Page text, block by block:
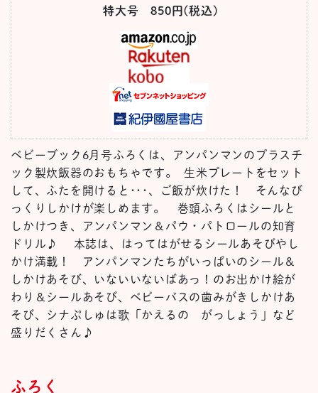
特大号 850円(税込)
ベビーブック6月号ふろくは、アンパンマンのプラスチ
ック製炊飯器のおもちゃです。 生米プレートをセット
して、ふたを開けると･･･、ご飯が炊けた！ そんなび
っくりしかけが楽しめます。 巻頭ふろくはシールと
しかけつき、アンパンマン＆パウ・パトロールの知育
ドリル♪ 本誌は、はってはがせるシールあそびやし
かけ満載！ アンパンマンたちがいっぱいのシール＆
しかけあそび、いないいないばあっ！のお出かけ絵が
わり＆シールあそび、ベビーバスの歯みがきしかけあ
そび、シナぷしゅは歌「かえるの がっしょう」など
盛りだくさん♪
ふろく